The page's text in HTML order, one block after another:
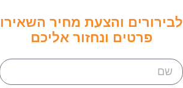
לבירורים והצעת מחיר השאירו
פרטים ונחזור אליכם